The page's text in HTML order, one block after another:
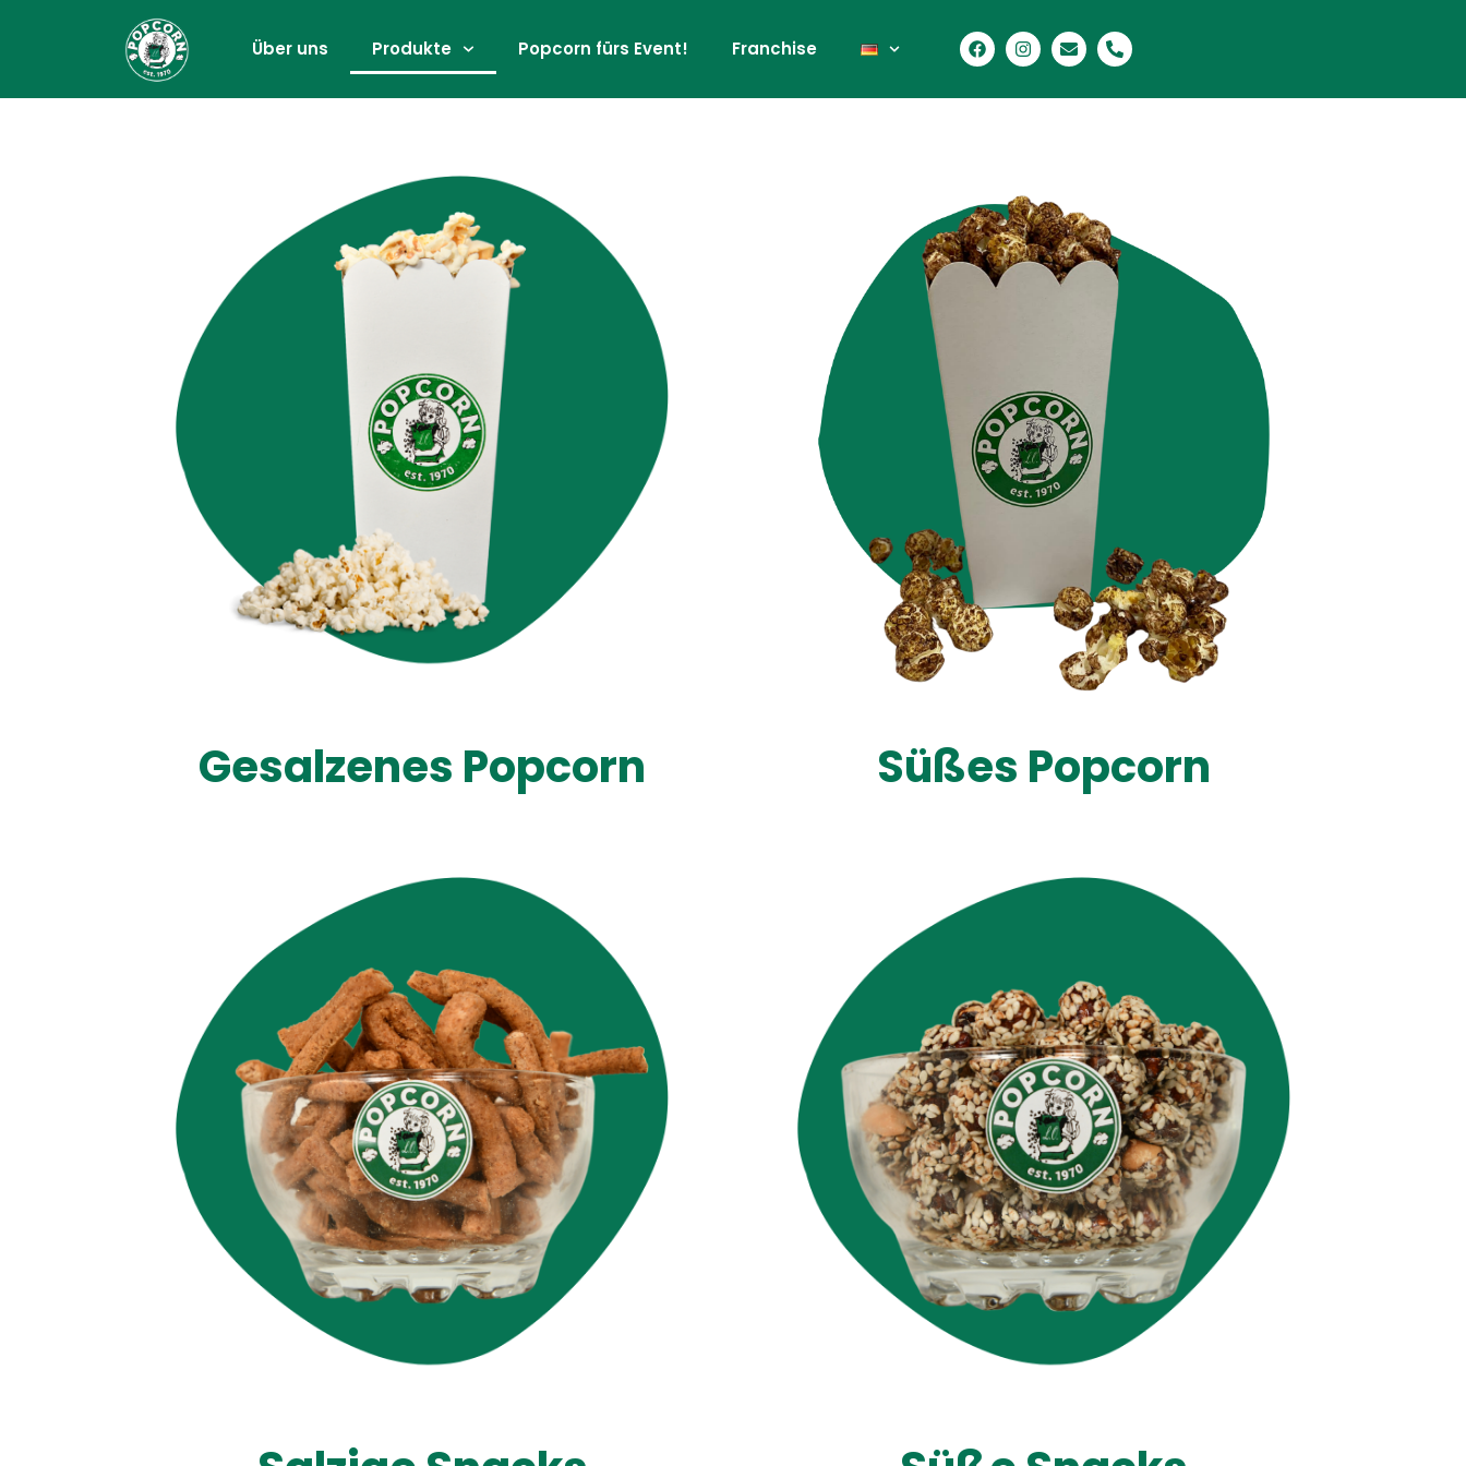
Über uns Produkte Popcorn fürs Event! Franchise
Gesalzenes Popcorn Süßes Popcorn